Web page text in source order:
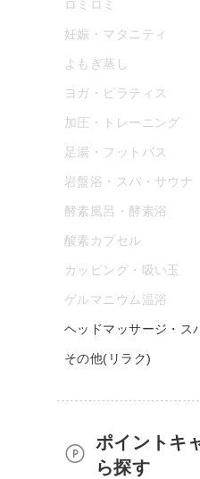
ロミロミ
妊娠・マタニティ
よもぎ蒸し
ヨガ・ピラティス
加圧・トレーニング
足湯・フットバス
岩盤浴・スパ・サウナ
酵素風呂・酵素浴
酸素カプセル
カッピング・吸い玉
ゲルマニウム温浴
ヘッドマッサージ・ス
その他(リラク)
ポイントキ
ら探す